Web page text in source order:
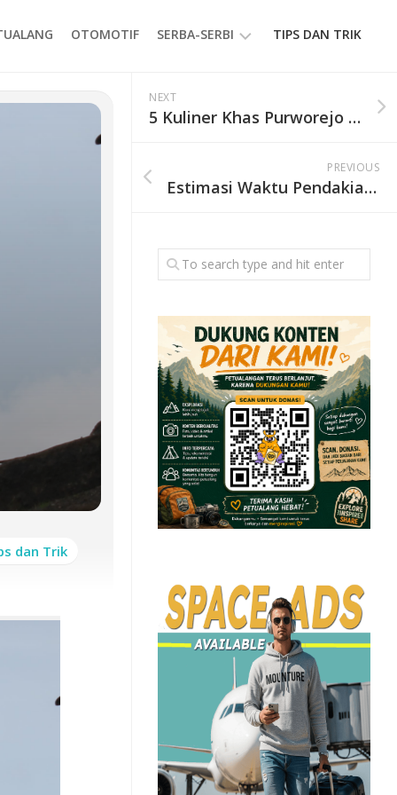
OTOMOTIF SERBA-SERBI
EVENT
GAYA
TIPS DAN TRIK
dan Trik
NEXT
5 Kuliner Khas Purworejo yang Wajib Dicoba, dari Kupat Tahu hingga Dawet Unik
PREVIOUS
Estimasi Waktu Pendakian Gunung Ciremai via Apuy, Jalur Tercepat ke Puncak